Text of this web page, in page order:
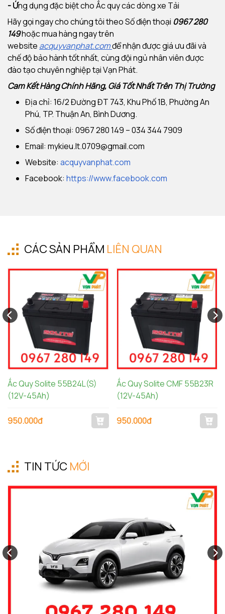
- Ứng dụng đặc biệt cho Ắc quy các dòng xe Tải
Hãy gọi ngay cho chúng tôi theo Số điện thoại 0967 280
149hoặc mua hàng ngay trên
website acquyvanphat.comđể nhận được giá ưu đãi và
chế độ bảo hành tốt nhất, cùng đội ngủ nhân viên được
đào tạo chuyên nghiệp tại Vạn Phát.
Cam Kết Hàng Chính Hãng, Giá Tốt Nhất Trên Thị Trường
Địa chỉ: 16/2 Đường ĐT 743, Khu Phố 1B, Phường An
Phú, TP. Thuận An, Bình Dương.
Số điện thoại: 0967 280 149 – 034 344 7909
Email: mykieu.lt.0709@gmail.com
Website: acquyvanphat.com
Facebook: https://www.facebook.com
CÁC SẢN PHẨM LIÊN QUAN
Ắc Quy Solite 55B24L(S)
(12V-45Ah)
950.000đ
Ắc Quy Solite CMF 55B23R
(12V-45Ah)
950.000đ
TIN TỨC MỚI